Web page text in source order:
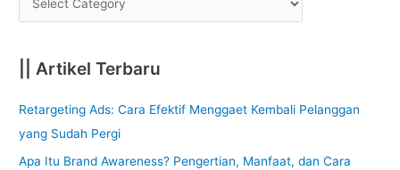
|| Artikel Terbaru
Retargeting Ads: Cara Efektif Menggaet Kembali Pelanggan
yang Sudah Pergi
Apa Itu Brand Awareness? Pengertian, Manfaat, dan Cara